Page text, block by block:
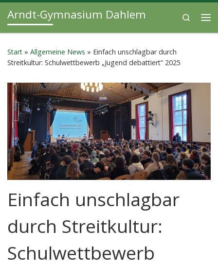
Zum Inhalt springen
Arndt-Gymnasium Dahlem
Search
Start » Allgemeine News » Einfach unschlagbar durch
Streitkultur: Schulwettbewerb „Jugend debattiert“ 2025
Einfach unschlagbar
durch Streitkultur:
Schulwettbewerb